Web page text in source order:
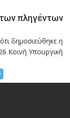
των πληγέντων
δημοσιεύθηκε η
Κοινή Υπουργική